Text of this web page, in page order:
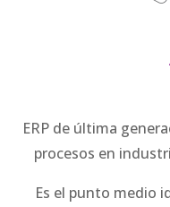
ERP de última
procesos en
Es el punto medio